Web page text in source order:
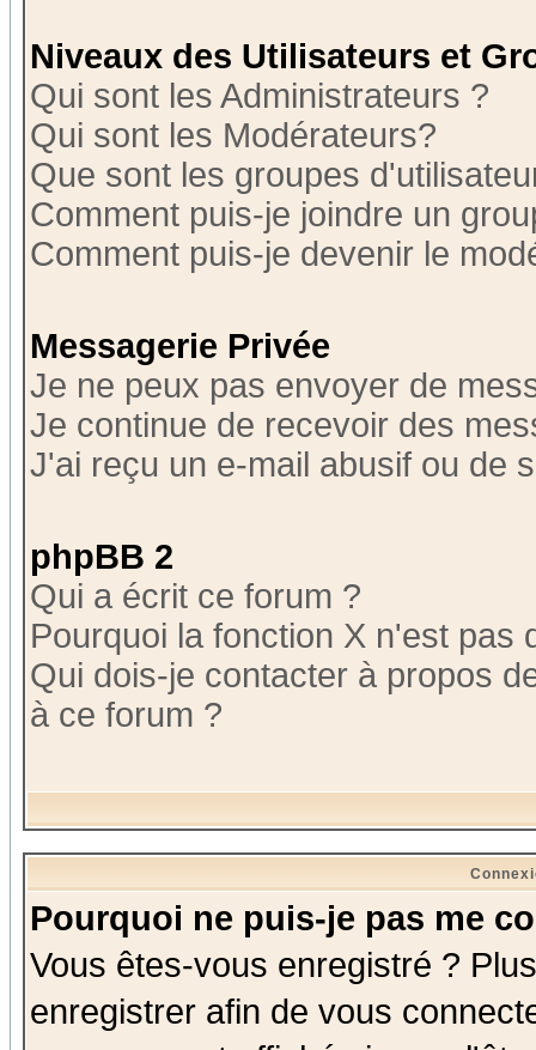
Niveaux des Utilisateurs et
Qui sont les Administrateurs ?
Qui sont les Modérateurs?
Que sont les groupes
Comment puis-je joindre un
Comment puis-je devenir le
Messagerie Privée
Je ne peux pas envoyer de
Je continue de recevoir des
J'ai reçu un e-mail abusif ou de
phpBB 2
Qui a écrit ce forum ?
Pourquoi la fonction X n'est pas
Qui dois-je contacter à propos
à ce forum ?
Pourquoi ne puis-je pas me
Vous êtes-vous enregistré ?
enregistrer afin de vous